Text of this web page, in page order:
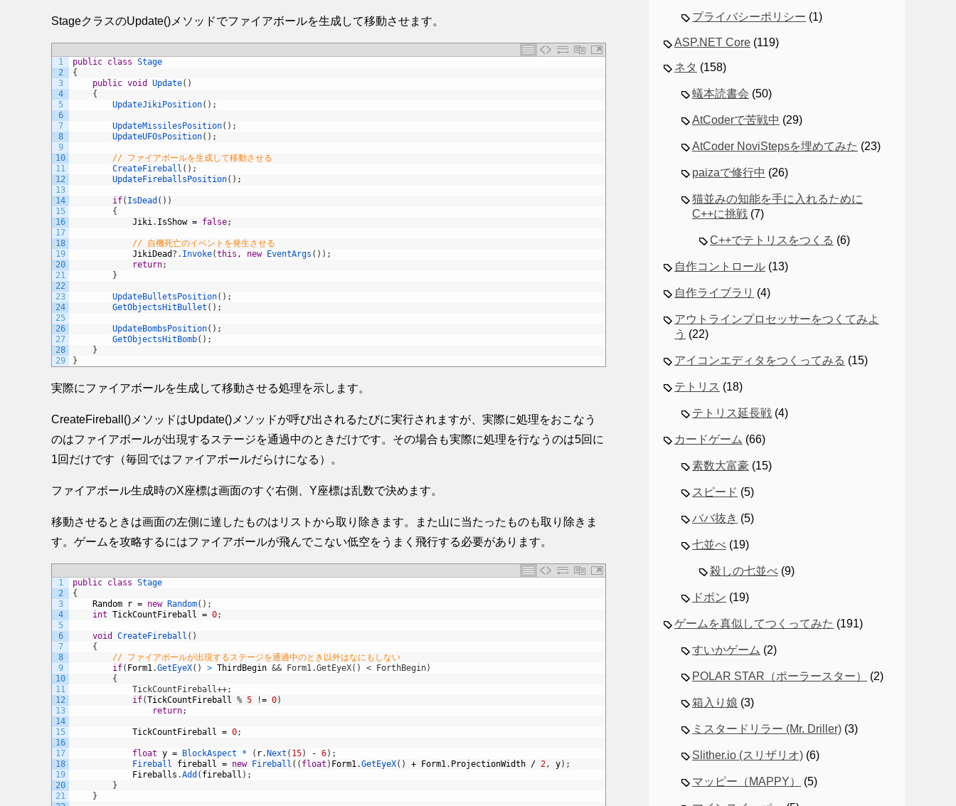
StageクラスのUpdate()メソッドでファイアボールを生成して移動させます。
1
2
3
4
5
6
7
8
9
10
11
12
13
14
15
16
17
18
19
20
21
22
23
24
25
26
27
28
29
public class Stage
{
public void Update( )
{
UpdateJikiPosition( ) ;
UpdateMissilesPosition( ) ;
UpdateUFOsPosition( ) ;
// ファイアボールを生成して移動させる
CreateFireball ( ) ;
UpdateFireballsPosition( ) ;
if( IsDead ( ) )
{
Jiki. IsShow = false;
// 自機死亡のイベントを発生させる
JikiDead ? . Invoke(this , new EventArgs ( ) ) ;
return;
}
UpdateBulletsPosition( ) ;
GetObjectsHitBullet ( ) ;
UpdateBombsPosition( ) ;
GetObjectsHitBomb( ) ;
}
}
実際にファイアボールを生成して移動させる処理を示します。
CreateFireball()メソッドはUpdate()メソッドが呼び出されるたびに実行されますが、実際に処理をおこなう
のはファイアボールが出現するステージを通過中のときだけです。その場合も実際に処理を行なうのは5回に
1回だけです（毎回ではファイアボールだらけになる）。
ファイアボール生成時のX座標は画面のすぐ右側、Y座標は乱数で決めます。
移動させるときは画面の左側に達したものはリストから取り除きます。また山に当たったものも取り除きま
す。ゲームを攻略するにはファイアボールが飛んでこない低空をうまく飛行する必要があります。
1
2
3
4
5
6
7
8
9
10
11
12
13
14
15
16
17
18
19
20
21
public class Stage
{
Random
r = new Random( ) ;
int TickCountFireball = 0;
void CreateFireball ( )
{
// ファイアボールが出現するステージを通過中のとき以外はなにもしない
if( Form1.GetEyeX( ) > ThirdBegin && Form1.GetEyeX() < ForthBegin)
{
TickCountFireball++;
if(TickCountFireball % 5 != 0)
return;
TickCountFireball = 0;
float y = BlockAspect * ( r. Next ( 15) - 6) ;
Fireball fireball = new Fireball ( ( float ) Form1.GetEyeX( ) + Form1. ProjectionWidth / 2, y) ;
Fireballs .Add ( fireball ) ;
}
}
プライバシーポリシー (1)
ASP.NET Core (119)
ネタ (158)
蟻本読書会 (50)
AtCoderで苦戦中 (29)
AtCoder NoviStepsを埋めてみた (23)
paizaで修行中 (26)
猫並みの知能を手に入れるために
C++に挑戦 (7)
C++でテトリスをつくる (6)
自作コントロール (13)
自作ライブラリ (4)
アウトラインプロセッサーをつくてみよ
う (22)
アイコンエディタをつくってみる (15)
テトリス (18)
テトリス延長戦 (4)
カードゲーム (66)
素数大富豪 (15)
スピード (5)
ババ抜き (5)
七並べ (19)
殺しの七並べ (9)
ドボン (19)
ゲームを真似してつくってみた (191)
すいかゲーム (2)
POLAR STAR（ポーラースター） (2)
箱入り娘 (3)
ミスタードリラー (Mr. Driller) (3)
Slither.io (スリザリオ) (6)
マッピー（MAPPY） (5)